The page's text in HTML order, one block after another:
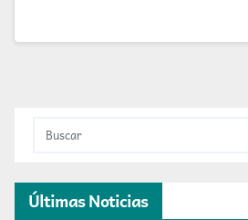
Últimas Noticias